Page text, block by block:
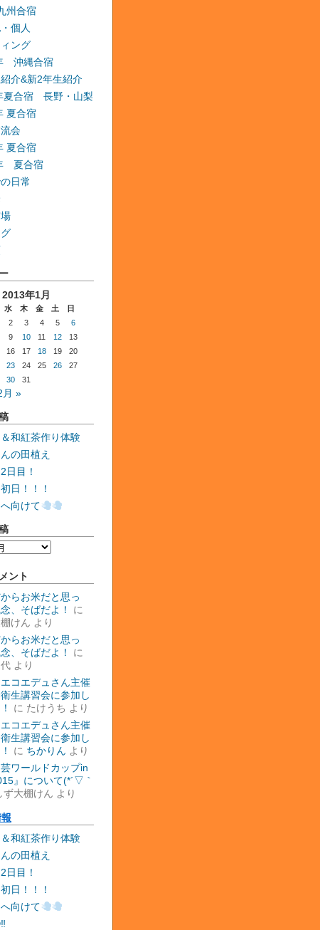
州合宿
個人
ング
沖縄合宿
介&新2年生紹介
夏合宿 長野・山梨
夏合宿
会
夏合宿
夏合宿
日常
2013年1月
水 木 金 土
日
2 3 4 5
6
9 10 11 12
13
16 17 18 19
20
23 24 25 26
27
30 31
月 »
和紅茶作り体験
の田植え
日目！
日！！！
向けて
ント
らお米だと思っ
、そばだよ！
に
けん より
らお米だと思っ
、そばだよ！
に
より
コエデュさん主催
生講習会に参加し
に たけうち より
コエデュさん主催
生講習会に参加し
に ちかりん より
芸ワールドカップin
』について(*´▽｀
ず大棚けん より
和紅茶作り体験
の田植え
日目！
日！！！
向けて